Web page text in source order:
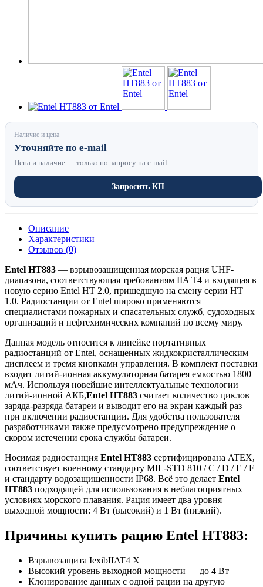
Наличие и цена
Уточняйте по e-mail
Цена и наличие — только по запросу на e-mail
Запросить КП
Описание
Характеристики
Отзывов (0)
Entel HT883 — взрывозащищенная морская рация UHF-
диапазона, соответствующая требованиям IIA T4 и входящая в
новую серию Entel HT 2.0, пришедшую на смену серии HT
1.0. Радиостанции от Entel широко применяются
специалистами пожарных и спасательных служб, судоходных
организаций и нефтехимических компаний по всему миру.
Данная модель относится к линейке портативных
радиостанций от Entel, оснащенных жидкокристаллическим
дисплеем и тремя кнопками управления. В комплект поставки
входит литий-ионная аккумуляторная батарея емкостью 1800
мАч. Используя новейшие интеллектуальные технологии
литий-ионной АКБ,Entel HT883 считает количество циклов
заряда-разряда батареи и выводит его на экран каждый раз
при включении радиостанции. Для удобства пользователя
разработчиками также предусмотрено предупреждение о
скором истечении срока службы батареи.
Носимая радиостанция Entel HT883 сертифицирована ATEX,
соответствует военному стандарту MIL-STD 810 / C / D / E / F
и стандарту водозащищенности IP68. Всё это делает Entel
HT883 подходящей для использования в неблагоприятных
условиях морского плавания. Рация имеет два уровня
выходной мощности: 4 Вт (высокий) и 1 Вт (низкий).
Причины купить рацию Entel HT883:
Взрывозащита IexibIIAT4 X
Высокий уровень выходной мощности — до 4 Вт
Клонирование данных с одной рации на другую